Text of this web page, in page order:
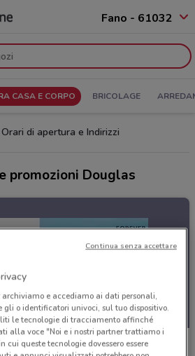
Fano - 61032
CASA E CORPO BRICOLAGE
di apertura e Indirizzi
promozioni Douglas
archiviamo e accediamo ai dati personali,
gli o identificatori univoci, sul tuo dispositivo.
le tecnologie di tracciamento affinché
alla voce "Noi e i nostri partner trattiamo i
cui queste tecnologie dovessero essere
Continua senza accettare